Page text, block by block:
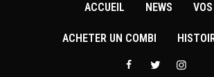
ACCUEIL NEWS
ACHETER UN COMBI